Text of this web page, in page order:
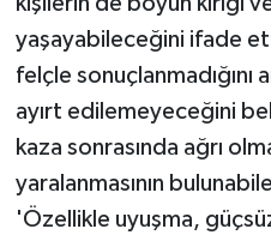
yaşayabileceğini ifade
felçle
ayırt edilemeyeceğini
kaza sonrasında ağrı
yaralanmasının
'Özellikle uyuşma,